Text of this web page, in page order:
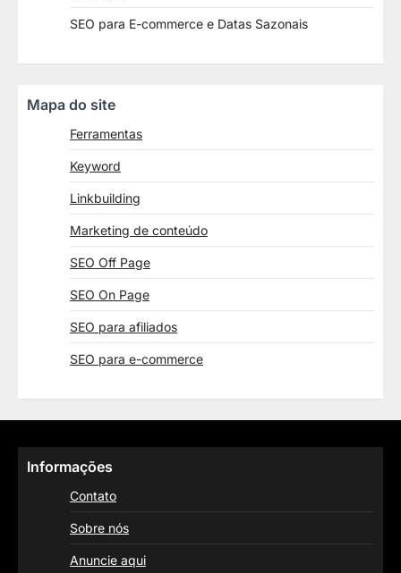
SEO para E-commerce e Datas Sazonais
Mapa do site
Ferramentas
Keyword
Linkbuilding
Marketing de conteúdo
SEO Off Page
SEO On Page
SEO para afiliados
SEO para e-commerce
Informações
Contato
Sobre nós
Anuncie aqui